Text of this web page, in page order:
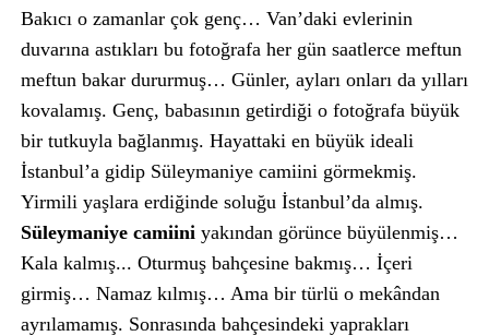
Bakıcı o zamanlar çok genç… Van’daki evlerinin
duvarına astıkları bu fotoğrafa her gün saatlerce meftun
meftun bakar dururmuş… Günler, ayları onları da yılları
kovalamış. Genç, babasının getirdiği o fotoğrafa büyük
bir tutkuyla bağlanmış. Hayattaki en büyük ideali
İstanbul’a gidip Süleymaniye camiini görmekmiş.
Yirmili yaşlara erdiğinde soluğu İstanbul’da almış.
Süleymaniye camiiniyakından görünce büyülenmiş…
Kala kalmış... Oturmuş bahçesine bakmış… İçeri
girmiş… Namaz kılmış… Ama bir türlü o mekândan
ayrılamamış. Sonrasında bahçesindeki yaprakları